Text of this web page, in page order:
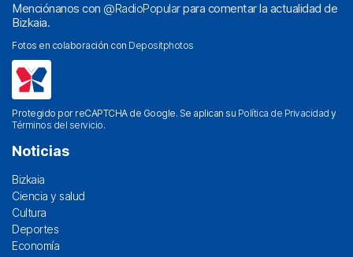
Menciónanos con @RadioPopularpara comentar la actualidad de
Bizkaia.
Fotos en colaboración con Depositphotos
Protegido por reCAPTCHA de Google. Se aplican su Política de Privacidad y
Términos del servicio.
Noticias
Bizkaia
Ciencia y salud
Cultura
Deportes
Economía